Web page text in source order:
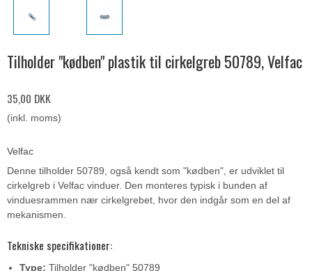
Tilholder "kødben" plastik til cirkelgreb 50789, Velfac
35,00 DKK
(inkl. moms)
Velfac
Denne tilholder 50789, også kendt som "kødben", er udviklet til
cirkelgreb i Velfac vinduer. Den monteres typisk i bunden af
vinduesrammen nær cirkelgrebet, hvor den indgår som en del af
mekanismen.
Tekniske specifikationer:
Type: Tilholder "kødben" 50789